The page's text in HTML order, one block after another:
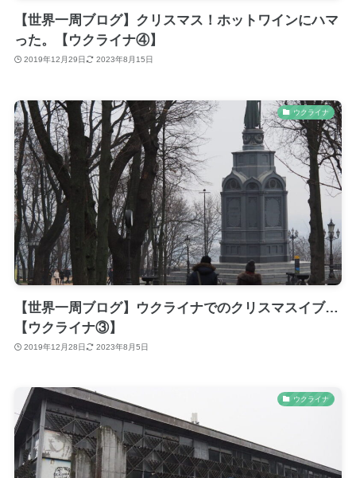
【世界一周ブログ】クリスマス！ホットワインにハマ
った。【ウクライナ④】
2019年12月29日 2023年8月15日
ウクライナ
【世界一周ブログ】ウクライナでのクリスマスイブ…
【ウクライナ③】
2019年12月28日 2023年8月5日
ウクライナ